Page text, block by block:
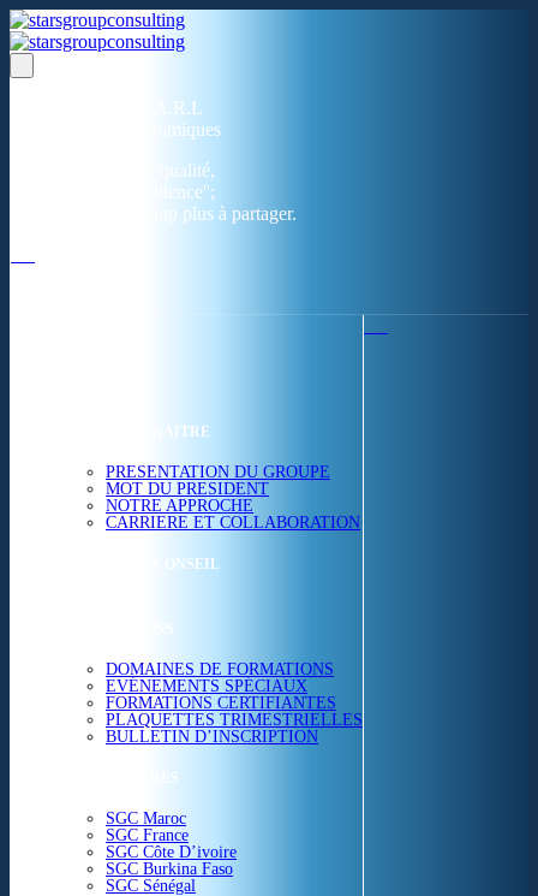
Un réseau de 05 S.A.R.L
dans 03 zones économiques
''Des prestations de qualité,
la garantie de l'excellence'';
Nous avons beaucoup plus à partager.
NOUS CONNAITRE
PRESENTATION DU GROUPE
MOT DU PRESIDENT
NOTRE APPROCHE
CARRIERE ET COLLABORATION
ETUDES & CONSEIL
FORMATIONS
DOMAINES DE FORMATIONS
EVÉNEMENTS SPÉCIAUX
FORMATIONS CERTIFIANTES
PLAQUETTES TRIMESTRIELLES
BULLETIN D’INSCRIPTION
NOS CENTRES
SGC Maroc
SGC France
SGC Côte D’ivoire
SGC Burkina Faso
SGC Sénégal